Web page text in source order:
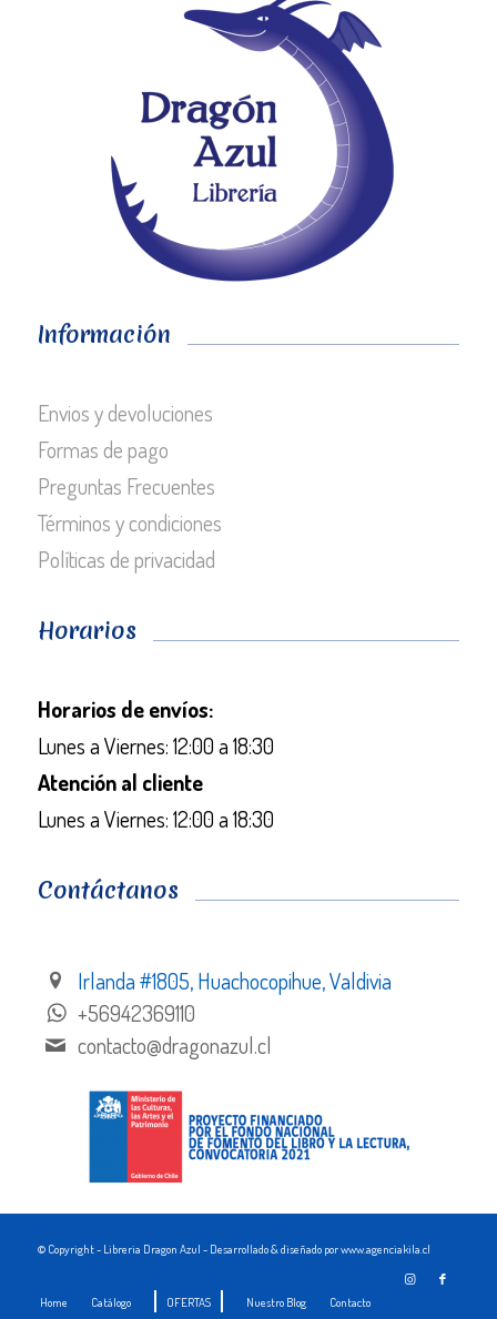
Información
Envios y devoluciones
Formas de pago
Preguntas Frecuentes
Términos y condiciones
Políticas de privacidad
Horarios
Horarios de envíos:
Lunes a Viernes: 12:00 a 18:30
Atención al cliente
Lunes a Viernes: 12:00 a 18:30
Contáctanos
Irlanda #1805, Huachocopihue, Valdivia
+56942369110
contacto@dragonazul.cl
© Copyright - Libreria Dragon Azul - Desarrollado & diseñado por www.agenciakila.cl
Home Catálogo OFERTAS Nuestro Blog Contacto